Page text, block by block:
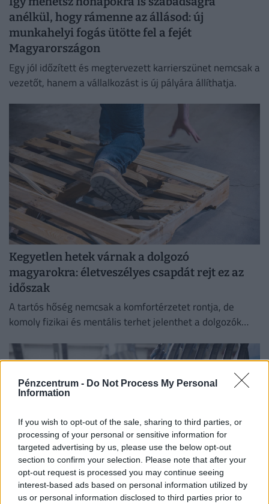
Pénzcentrum - Do Not Process My Personal
Information
If you wish to opt-out of the sale, sharing to third parties, or
processing of your personal or sensitive information for
targeted advertising by us, please use the below opt-out
section to confirm your selection. Please note that after your
opt-out request is processed you may continue seeing
interest-based ads based on personal information utilized by
us or personal information disclosed to third parties prior to
anélkül, hogy rámenne az állásod: új
munkahelyi fogás ütötte fel a fejét
Magyarországon
Egy jól időzített és megtervezett karrierszünet nemcsak a
vezetőt, hanem a vállalkozást is új pályára állíthatja.
Kegyetlen hetek várnak a dolgozó
magyarokra: életveszélyes csapdát rejt ez az
időszak
A tartós hőség nemcsak a komfortérzetet rontja, de
komoly fizikai és mentális terhet jelenthet a dolgozók
Időzített bomba ketyeg a magyar